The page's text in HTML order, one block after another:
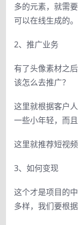
多的元素，就需
可以在线生成的。
2、推广业务
有了头像素材之
该怎么去推广？
这里就根据客户
一些小年轻，而且
这里就推荐短视
3、如何变现
这个才是项目的
多样，我们要根